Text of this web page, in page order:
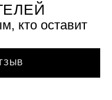
кто оставит